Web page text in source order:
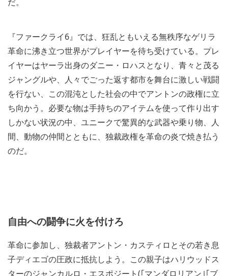
『ファークライ6』では、狂乱ともいえる無秩序なゲリラ
革命に沸き立つ世界がプレイヤーを待ち受けている。プレ
イヤーはヤーラ出身のダニー・ロハスとなり、青々と茂る
ジャングルや、人々でごった返す都市を舞台に激しい戦闘
を行ない、この混沌とした社会の中でアントンの政権に立
ち向かう。必要な物は手持ちのアイテムを使って作り出す
しかない状況の中、ユニークで驚異的な武器や乗り物、人
間、動物の仲間とともに、独裁政権を革命の炎で焼き払う
のだ。
自由への闘争に火を付けろ
革命に参加し、独裁者アントン・カスティロとその若き息
子ディエゴの圧政に抵抗しよう。この親子はハリウッドス
ターのジャンカルロ・エスポジート(｢マンダロリアン｣｢ブ